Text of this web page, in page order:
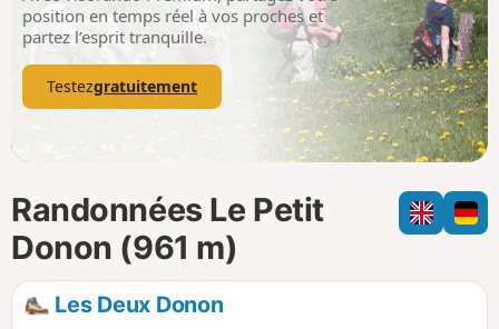
p
position en temps réel à vos proches et
partez l’esprit tranquille.
Testezgratuitement
Randonnées Le Petit
Donon (961 m)
Les Deux Donon